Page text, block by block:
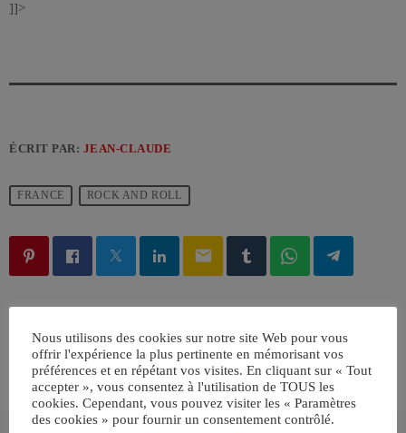
]]>
ÉCRIT PAR: JEAN-CLAUDE
FRANCE ROCK AND ROLL
email
Nous utilisons des cookies sur notre site Web pour vous
offrir l'expérience la plus pertinente en mémorisant vos
préférences et en répétant vos visites. En cliquant sur « Tout
accepter », vous consentez à l'utilisation de TOUS les
cookies. Cependant, vous pouvez visiter les « Paramètres
des cookies » pour fournir un consentement contrôlé.